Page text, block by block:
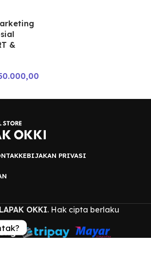
&
KEBIJAKAN PRIVASI
LAPAK OKKI. Hak cipta berlaku